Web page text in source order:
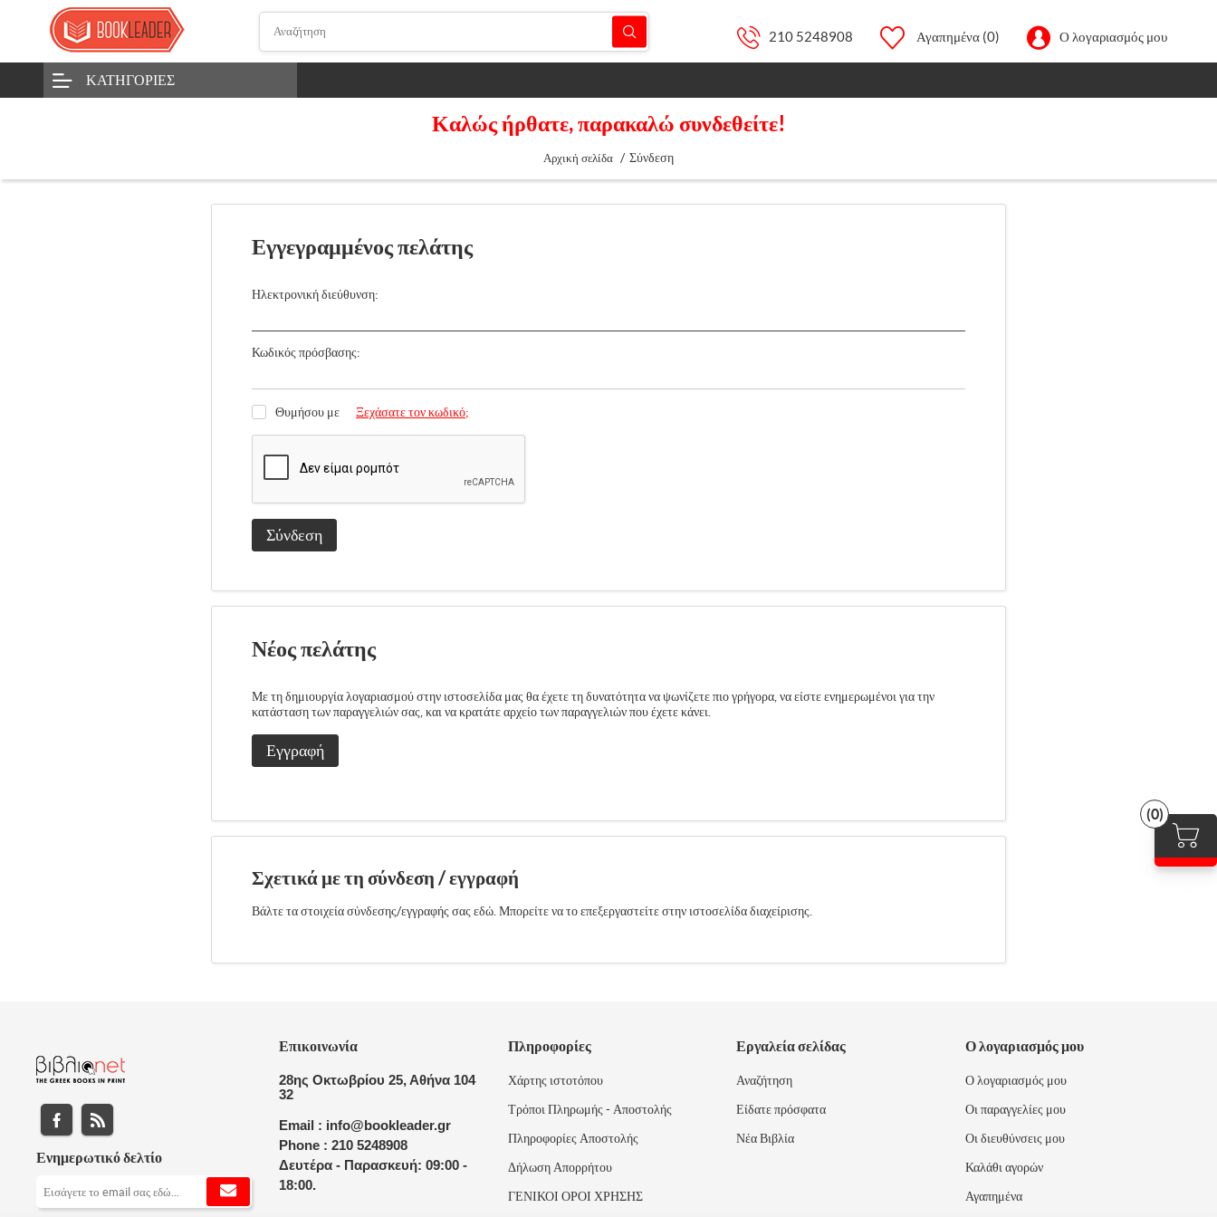
210 5248908 Αγαπημένα (0) Ο λογαριασμός μου
(0)
ΚΑΤΗΓΟΡΊΕΣ
Καλώς ήρθατε, παρακαλώ συνδεθείτε!
Αρχική σελίδα / Σύνδεση
Εγγεγραμμένος πελάτης
Ηλεκτρονική διεύθυνση:
Κωδικός πρόσβασης:
Θυμήσου με Ξεχάσατε τον κωδικό;
Σύνδεση
Νέος πελάτης
Με τη δημιουργία λογαριασμού στην ιστοσελίδα μας θα έχετε τη δυνατότητα να ψωνίζετε πιο γρήγορα, να είστε ενημερωμένοι για την
κατάσταση των παραγγελιών σας, και να κρατάτε αρχείο των παραγγελιών που έχετε κάνει.
Εγγραφή
Σχετικά με τη σύνδεση / εγγραφή
Βάλτε τα στοιχεία σύνδεσης/εγγραφής σας εδώ. Μπορείτε να το επεξεργαστείτε στην ιστοσελίδα διαχείρισης.
Ενημερωτικό δελτίο
Επικοινωνία
28ης Οκτωβρίου 25, Αθήνα 104
32
Email : info@bookleader.gr
Phone : 210 5248908
Δευτέρα - Παρασκευή: 09:00 -
18:00.
Πληροφορίες
Χάρτης ιστοτόπου
Τρόποι Πληρωμής - Αποστολής
Πληροφορίες Αποστολής
Δήλωση Απορρήτου
ΓΕΝΙΚΟΙ ΟΡΟΙ ΧΡΗΣΗΣ
Εργαλεία σελίδας
Αναζήτηση
Είδατε πρόσφατα
Νέα Βιβλία
Ο λογαριασμός μου
Ο λογαριασμός μου
Οι παραγγελίες μου
Οι διευθύνσεις μου
Καλάθι αγορών
Αγαπημένα